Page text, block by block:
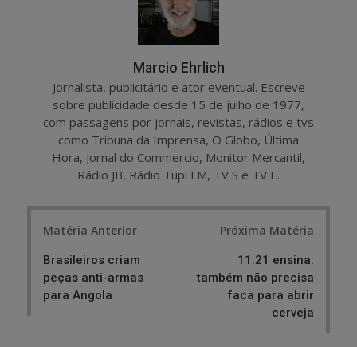
Marcio Ehrlich
Jornalista, publicitário e ator eventual. Escreve
sobre publicidade desde 15 de julho de 1977,
com passagens por jornais, revistas, rádios e tvs
como Tribuna da Imprensa, O Globo, Última
Hora, Jornal do Commercio, Monitor Mercantil,
Rádio JB, Rádio Tupi FM, TV S e TV E.
Matéria Anterior
Brasileiros criam
peças anti-armas
para Angola
Próxima Matéria
11:21 ensina:
também não precisa
faca para abrir
cerveja